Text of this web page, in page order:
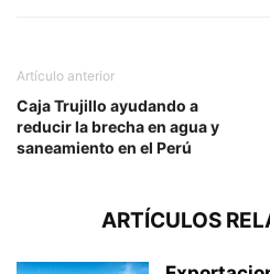
Artículo anterior
Caja Trujillo ayudando a
reducir la brecha en agua y
saneamiento en el Perú
ARTÍCULOS